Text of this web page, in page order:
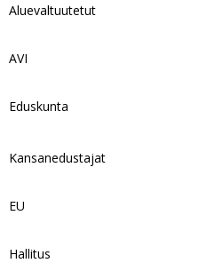
Aluevaltuutetut
AVI
Eduskunta
Kansanedustajat
EU
Hallitus